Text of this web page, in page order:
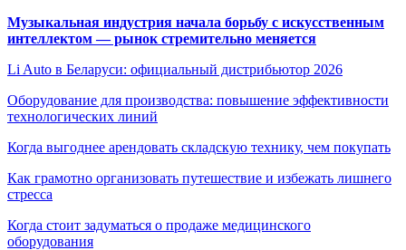
Музыкальная индустрия начала борьбу с искусственным
интеллектом — рынок стремительно меняется
Li Auto в Беларуси: официальный дистрибьютор 2026
Оборудование для производства: повышение эффективности
технологических линий
Когда выгоднее арендовать складскую технику, чем покупать
Как грамотно организовать путешествие и избежать лишнего
стресса
Когда стоит задуматься о продаже медицинского
оборудования